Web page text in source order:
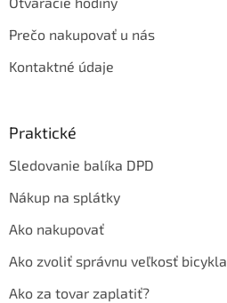
Prečo nakupovať u nás
Kontaktné údaje
Praktické
Sledovanie balíka DPD
Nákup na splátky
Ako nakupovať
Ako zvoliť správnu veľkosť bicykla
Ako za tovar zaplatiť?